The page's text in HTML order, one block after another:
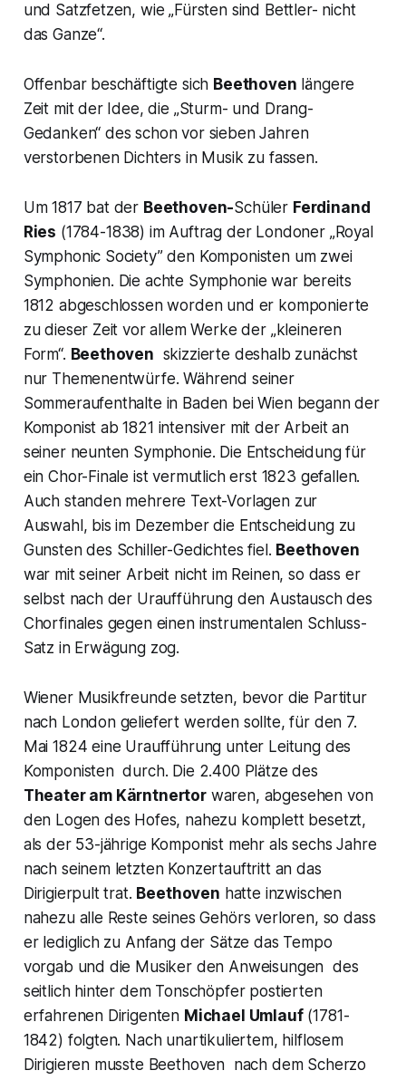
und Satzfetzen, wie„Fürsten sind Bettler- nicht
das Ganze“.
Offenbar beschäftigte sich Beethoven längere
Zeit mit der Idee, die „Sturm- und Drang-
Gedanken“ des schon vor sieben Jahren
verstorbenen Dichters in Musik zu fassen.
Um 1817 bat der Beethoven-Schüler Ferdinand
Ries (1784-1838) im Auftrag der Londoner „Royal
Symphonic Society”den Komponisten um zwei
Symphonien. Die achte Symphonie war bereits
1812 abgeschlossen worden und er komponierte
zu dieser Zeit vor allem Werke der „kleineren
Form“. Beethoven skizzierte deshalb zunächst
nur Themenentwürfe. Während seiner
Sommeraufenthalte in Baden bei Wien begann der
Komponist ab 1821 intensiver mit der Arbeit an
seiner neunten Symphonie. Die Entscheidung für
ein Chor-Finale ist vermutlich erst 1823 gefallen.
Auch standen mehrere Text-Vorlagen zur
Auswahl, bis im Dezember die Entscheidung zu
Gunsten des Schiller-Gedichtes fiel. Beethoven
war mit seiner Arbeit nicht im Reinen, so dass er
selbst nach der Uraufführung den Austausch des
Chorfinales gegen einen instrumentalen Schluss-
Satz in Erwägung zog.
Wiener Musikfreunde setzten, bevor die Partitur
nach London geliefert werden sollte, für den 7.
Mai 1824 eine Uraufführung unter Leitung des
Komponisten durch. Die 2.400 Plätze des
Theater am Kärntnertorwaren, abgesehen von
den Logen des Hofes, nahezu komplett besetzt,
als der 53-jährige Komponist mehr als sechs Jahre
nach seinem letzten Konzertauftritt an das
Dirigierpult trat. Beethoven hatte inzwischen
nahezu alle Reste seines Gehörs verloren, so dass
er lediglich zu Anfang der Sätze das Tempo
vorgab und die Musiker den Anweisungen des
seitlich hinter dem Tonschöpfer postierten
erfahrenen Dirigenten Michael Umlauf(1781-
1842) folgten. Nach unartikuliertem, hilflosem
Dirigieren musste Beethoven nach dem Scherzo